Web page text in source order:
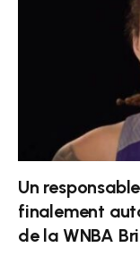
Un
finalement
de la WNBA